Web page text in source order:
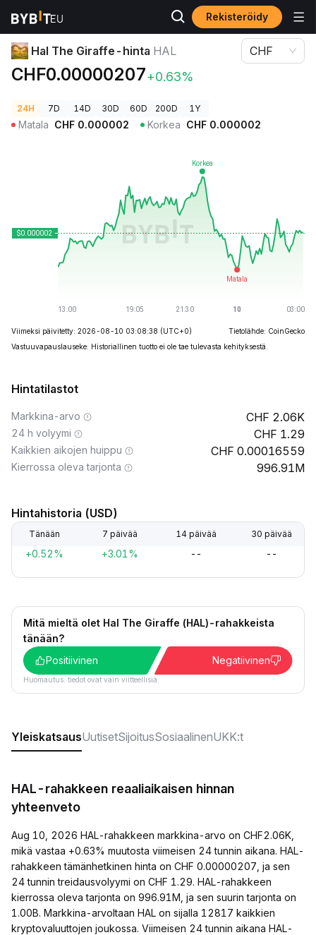
Rekisteröidy
Kryptohinnat Hal The Giraffe-hinta HAL
Hal The Giraffe-hinta HAL
CHF0.00000207+0.63%
CHF
24H 7D 14D 30D 60D 200D 1Y
Matala CHF 0.000002 Korkea CHF 0.000002
Viimeksi päivitetty: 2026-08-10 03:08:38 (UTC+0)
Tietolähde: CoinGecko
Vastuuvapauslauseke: Historiallinen tuotto ei ole tae tulevasta kehityksestä.
Hintatilastot
Markkina-arvo 2.06K
24 h volyymi 1.29
Kaikkien aikojen huippu 0.00016559
Kierrossa oleva tarjonta 996.91M
Hintahistoria (USD)
Tänään 7 päivää 14 päivää 30 päivää
+0.52% +3.01% -- --
Mitä mieltä olet Hal The Giraffe (HAL)-rahakkeista
tänään?
Positiivinen
Negatiivinen
Huomautus: tiedot ovat vain viitteellisiä.
YleiskatsausUutisetSijoitusSosiaalinenUKK:t
HAL-rahakkeen reaaliaikaisen hinnan
yhteenveto
Aug 10, 2026 HAL-rahakkeen markkina-arvo on CHF2.06K,
mikä vastaa +0.63% muutosta viimeisen 24 tunnin aikana. HAL-
rahakkeen tämänhetkinen hinta on CHF 0.00000207, ja sen
24 tunnin treidausvolyymi on CHF 1.29. HAL-rahakkeen
kierrossa oleva tarjonta on 996.91M, ja sen suurin tarjonta on
1.00B. Markkina-arvoltaan HAL on sijalla 12817 kaikkien
kryptovaluuttojen joukossa. Viimeisen 24 tunnin aikana HAL-